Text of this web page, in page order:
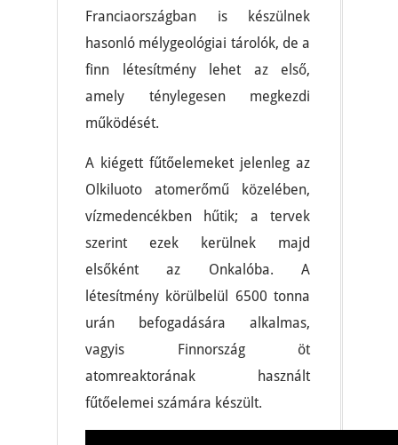
Franciaországban is készülnek
hasonló mélygeológiai tárolók, de a
finn létesítmény lehet az első,
amely ténylegesen megkezdi
működését.
A kiégett fűtőelemeket jelenleg az
Olkiluoto atomerőmű közelében,
vízmedencékben hűtik; a tervek
szerint ezek kerülnek majd
elsőként az Onkalóba. A
létesítmény körülbelül 6500 tonna
urán befogadására alkalmas,
vagyis Finnország öt
atomreaktorának használt
fűtőelemei számára készült.